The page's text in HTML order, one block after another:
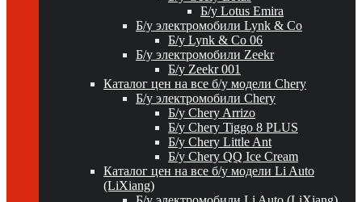
Б/у Lotus Emira
Б/у электромобили Lynk & Co
Б/у Lynk & Co 06
Б/у электромобили Zeekr
Б/у Zeekr 001
Каталог цен на все б/у модели Chery
Б/у электромобили Chery
Б/у Chery Arrizo
Б/у Chery Tiggo 8 PLUS
Б/у Chery Little Ant
Б/у Chery QQ Ice Cream
Каталог цен на все б/у модели Li Auto
(LiXiang)